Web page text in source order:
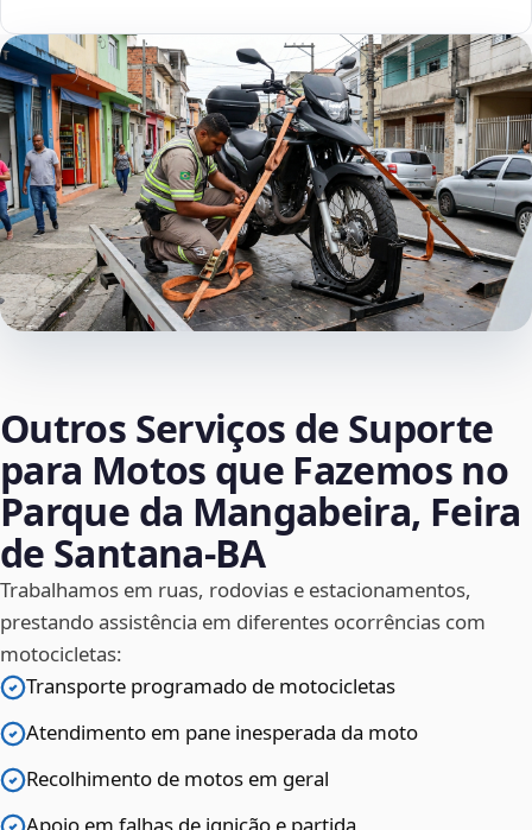
Outros Serviços de Suporte
para Motos que Fazemos no
Parque da Mangabeira, Feira
de Santana‑BA
Trabalhamos em ruas, rodovias e estacionamentos,
prestando assistência em diferentes ocorrências com
motocicletas:
Transporte programado de motocicletas
Atendimento em pane inesperada da moto
Recolhimento de motos em geral